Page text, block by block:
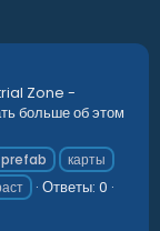
Zone -
больше об этом
карты
Ответы: 0